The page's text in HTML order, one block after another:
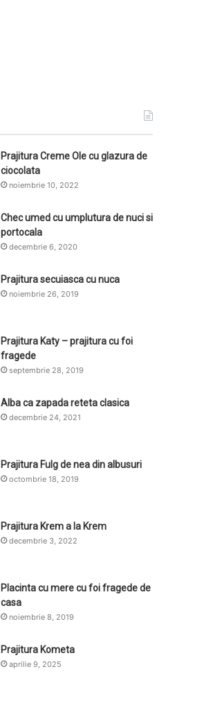
Prajitura Creme Ole cu glazura de
ciocolata
noiembrie 10, 2022
Chec umed cu umplutura de nuci si
portocala
decembrie 6, 2020
Prajitura secuiasca cu nuca
noiembrie 26, 2019
Prajitura Katy – prajitura cu foi
fragede
septembrie 28, 2019
Alba ca zapada reteta clasica
decembrie 24, 2021
Prajitura Fulg de nea din albusuri
octombrie 18, 2019
Prajitura Krem a la Krem
decembrie 3, 2022
Placinta cu mere cu foi fragede de
casa
noiembrie 8, 2019
Prajitura Kometa
aprilie 9, 2025